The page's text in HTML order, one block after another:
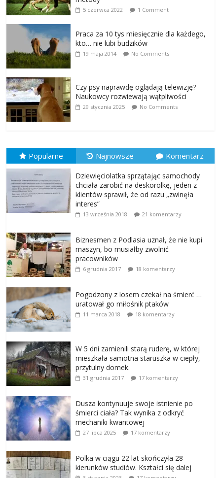
5 czerwca 2022 1 Comment
Praca za 10 tys miesięcznie dla każdego,
kto… nie lubi budzików
19 maja 2014 No Comments
Czy psy naprawdę oglądają telewizję?
Naukowcy rozwiewają wątpliwości
29 stycznia 2025 No Comments
Popularne Najnowsze Komentarz
Dziewięciolatka sprzątając samochody
chciała zarobić na deskorolkę, jeden z
klientów sprawił, że od razu „zwinęła
interes”
13 września 2018 21 komentarzy
Biznesmen z Podlasia uznał, że nie kupi
maszyn, bo musiałby zwolnić
pracowników
6 grudnia 2017 18 komentarzy
Pogodzony z losem czekał na śmierć …
uratował go miłośnik ptaków
11 marca 2018 18 komentarzy
W 5 dni zamienili starą ruderę, w której
mieszkała samotna staruszka w ciepły,
przytulny domek.
31 grudnia 2017 17 komentarzy
Dusza kontynuuje swoje istnienie po
śmierci ciała? Tak wynika z odkryć
mechaniki kwantowej
27 lipca 2025 17 komentarzy
Polka w ciągu 22 lat skończyła 28
kierunków studiów. Kształci się dalej